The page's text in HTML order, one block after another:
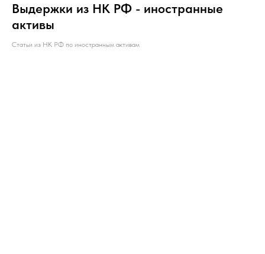
Выдержки из НК РФ - иностранные
активы
Статьи из НК РФ по иностранным активам